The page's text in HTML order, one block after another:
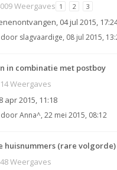
Weergaves 1 2 3
, 04 jul 2015,
door slagvaardige, 08 jul 2015,
in combinatie met postboy
Weergaves
apr 2015, 11:18
doorAnna^, 22 mei 2015, 08:12
huisnummers (rare volgorde)
Weergaves